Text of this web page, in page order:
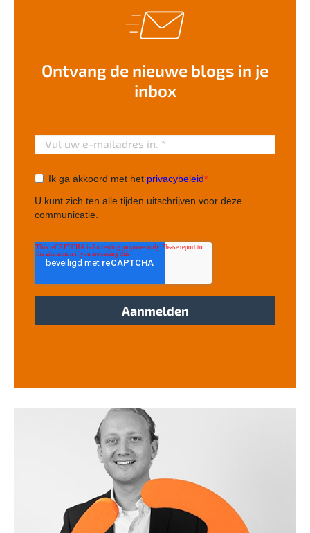
Ontvang de nieuwe blogs in je
inbox
Ik ga akkoord met het privacybeleid*
U kunt zich ten alle tijden uitschrijven voor deze
communicatie.